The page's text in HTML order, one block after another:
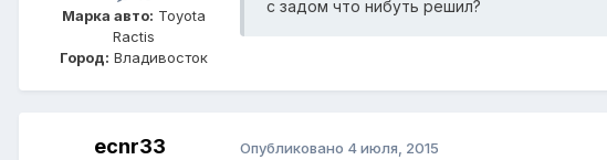
Марка авто: Toyota
Ractis
Город: Владивосток
с задом что нибуть решил?
ecnr33 Опубликовано 4 июля, 2015